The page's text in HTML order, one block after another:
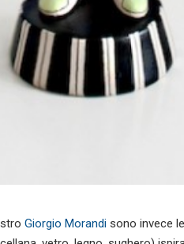
Giorgio Morandi sono invece